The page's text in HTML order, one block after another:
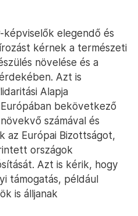
képviselők elegendő és
kérnek a természeti
növelése és a
Azt is
Alapja
bekövetkező
számával és
az Európai Bizottságot,
országok
Azt is kérik, hogy
támogatás, például
is álljanak